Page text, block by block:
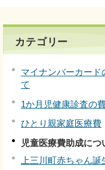
カテゴリー
マイナンバーカー
て
1か月児健康診査の
ひとり親家庭医療費
児童医療費助成につ
上三川町赤ちゃん